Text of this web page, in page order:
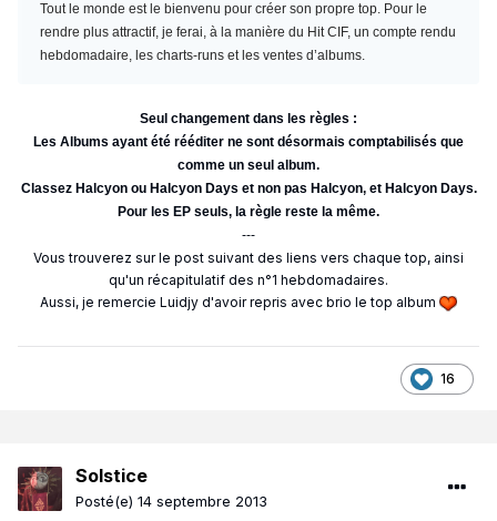
Tout le monde est le bienvenu pour créer son propre top. Pour le
rendre plus attractif, je ferai, à la manière du Hit CIF, un compte rendu
hebdomadaire, les charts-runs et les ventes d’albums.
Seul changement dans les règles :
Les Albums ayant été rééditer ne sont désormais comptabilisés que
comme un seul album.
Classez Halcyon ou Halcyon Days et non pas Halcyon, et Halcyon Days.
Pour les EP seuls, la règle reste la même.
---
Vous trouverez sur le post suivant des liens vers chaque top, ainsi
qu'un récapitulatif des n°1 hebdomadaires.
Aussi, je remercie Luidjy d'avoir repris avec brio le top album
16
Solstice
Posté(e) 14 septembre 2013